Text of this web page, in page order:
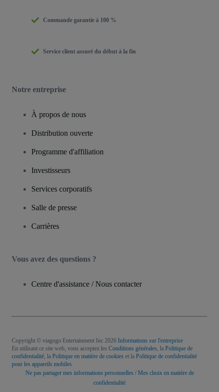
Commande garantie à 100 %
Service client assuré du début à la fin
Notre entreprise
À propos de nous
Distribution ouverte
Programme d'affiliation
Investisseurs
Services corporatifs
Salle de presse
Carrières
Vous avez des questions ?
Centre d'assistance / Nous contacter
Copyright © viagogo Entertainment Inc 2026 Informations sur l'entreprise
En utilisant ce site web, vous acceptez les Conditions générales, la Politique de
confidentialité, la Politique en matière de cookies et la Politique de confidentialité
pour les appareils mobiles
Ne pas partager mes informations personnelles / Mes choix en matière de
confidentialité